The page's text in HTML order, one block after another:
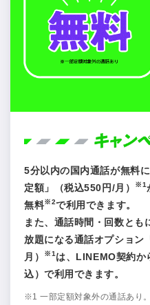
5分以内の国内通話が無料
定額」（税込550円/月）
※1
無料※2で利用できます。
また、通話時間・回数とも
放題になる通話オプション
月）
※1 は、LINEMO契約か
込）で利用できます。
※1 一部定額対象外の通話あり